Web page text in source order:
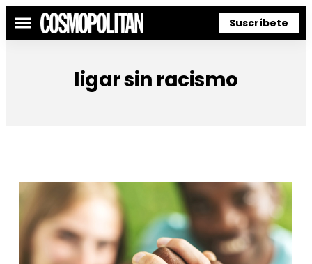
Menú Suscríbete
ligar sin racismo